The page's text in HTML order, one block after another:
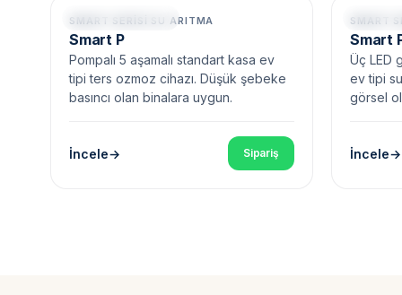
Pompalı • 5 Aşama
SMART SERISI SU ARITMA
Smart P
Pompalı 5 aşamalı standart kasa ev
tipi ters ozmoz cihazı. Düşük şebeke
basıncı olan binalara uygun.
İncele Sipariş
Pompalı
SMART
Smart
Üç LED
ev tipi
görsel
İncele